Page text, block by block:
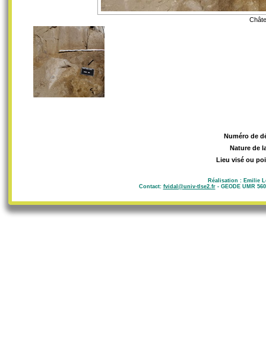
Numéro de
Nature de
Lieu visé ou
Réalisation : Emilie
Contact: fvidal@univ-tlse2.fr- GEODE UMR